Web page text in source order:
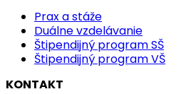
Prax a stáže
Duálne vzdelávanie
Štipendijný program SŠ
Štipendijný program VŠ
KONTAKT